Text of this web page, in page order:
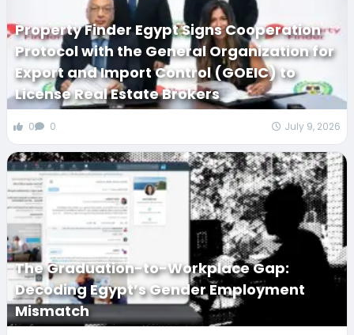
Property Finder Egypt Signs Cooperation
Protocol with the General Organization for
Export and Import Control (GOEIC) to
License Real Estate Brokers
0 0 July 9, 2026
The Graduation-to-Workplace Gap:
Decoding Egypt’s Gender Employment
Mismatch